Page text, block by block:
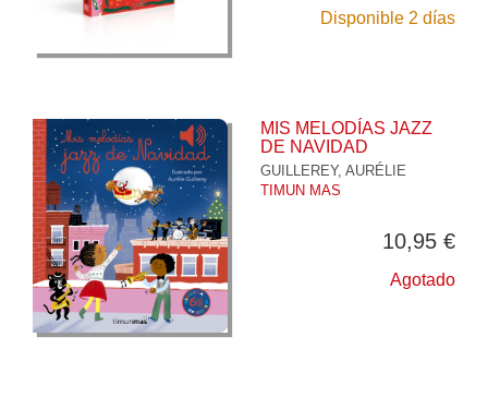
Disponible 2 días
MIS MELODÍAS JAZZ
DE NAVIDAD
GUILLEREY, AURÉLIE
TIMUN MAS
10,95 €
Agotado